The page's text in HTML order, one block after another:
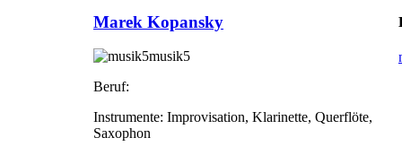
Marek Kopansky
musik5
Beruf:
Instrumente: Improvisation, Klarinette, Querflöte,
Saxophon